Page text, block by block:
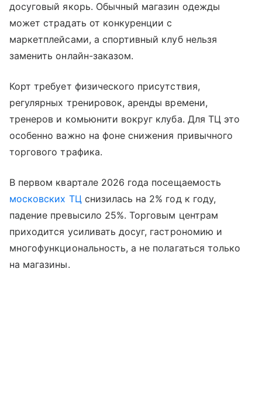
досуговый якорь. Обычный магазин одежды
может страдать от конкуренции с
маркетплейсами, а спортивный клуб нельзя
заменить онлайн-заказом.
Корт требует физического присутствия,
регулярных тренировок, аренды времени,
тренеров и комьюнити вокруг клуба. Для ТЦ это
особенно важно на фоне снижения привычного
торгового трафика.
В первом квартале 2026 года посещаемость
московских ТЦснизилась на 2% год к году,
падение превысило 25%. Торговым центрам
приходится усиливать досуг, гастрономию и
многофункциональность, а не полагаться только
на магазины.